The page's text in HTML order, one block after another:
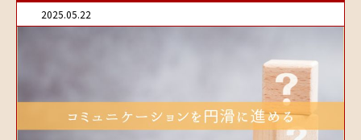
2025.05.22